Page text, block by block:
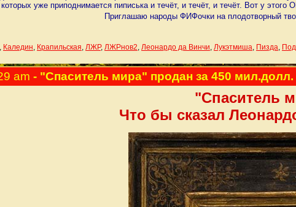
уже приподнимается пиписька и течёт, и течёт, и течёт. Вот у
Приглашаю народы ФИФочки на плодотворный
, Каледин, Крапильская, ЛЖР, ЛЖРнов2, Леонардо да Винчи, Лукэтмиша, Пизда,
am - "Спаситель мира" продан за 450
"Спаситель
Что бы сказал